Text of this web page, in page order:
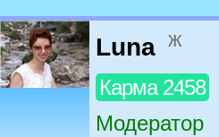
Luna ж
Карма 2458
Модератор